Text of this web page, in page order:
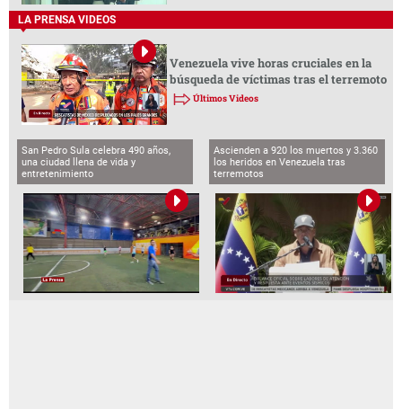
LA PRENSA VIDEOS
Venezuela vive horas cruciales en la
búsqueda de víctimas tras el terremoto
Últimos Videos
San Pedro Sula celebra 490 años,
una ciudad llena de vida y
entretenimiento
Ascienden a 920 los muertos y 3.360
los heridos en Venezuela tras
terremotos